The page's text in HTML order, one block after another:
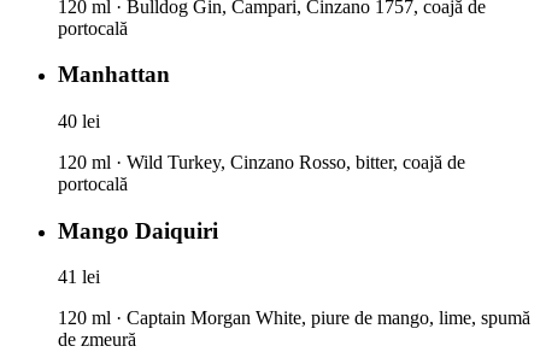
120 ml · Bulldog Gin, Campari, Cinzano 1757, coajă de
portocală
Manhattan
40 lei
120 ml · Wild Turkey, Cinzano Rosso, bitter, coajă de
portocală
Mango Daiquiri
41 lei
120 ml · Captain Morgan White, piure de mango, lime, spumă
de zmeură